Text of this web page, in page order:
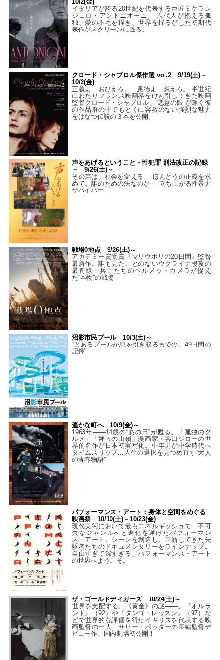
10/2(金)
イタリアが誇る20世紀を代表する巨匠ミケラン
ジェロ・アントニオーニ。 現代人が抱える孤
独、愛の不毛を描き、世界を揺るがした初期代
表作がスクリーンに甦る。
クロード・シャブロル傑作選 vol.2 9/19(土)－
10/2(金)
正義よ おびえろ。 悪徳よ 燃えろ。 半世紀
にわたりフランス映画界をけん引してきた映画
監督クロード・シャブロル。“悪意の眼”が輝く彼
の作品群の中でもとくに容赦のない強烈な魅力
をはなつ伝説の３本を公開。
声をあげるということ－性犯罪 刑法改正の記録
－ 9/26(土)～
その声は、社会を変える──ほんとうの正義を求
めて。誰のための法なのか──立ち上がる性暴力
サバイバー
戦場0地点 9/26(土)～
アカデミー賞受賞『マリウポリの20日間』監督
最新作。誰も見たことのないウクライナ侵攻の
最前線－兵士たちのヘルメットカメラが捉え
た“本物”の戦場
沼影市民プール 10/3(土)～
“とあるプールが息を引き取るまでの、49日間の
記録”
遥かな町へ 10/9(金)～
1963年――14歳の“あの日”が甦る。「孤独のグ
ルメ」「神々の山嶺」漫画家・谷口ジローの世
界的名作が日本初実写化。中年男が中学時代へ
タイムスリップ…人生の選択を見つめ直す“大人
の青春物語”
パフォーマンス・アート：身体と空間をめぐる
映画祭 10/10(土)－10/23(金)
現代美術において最もエネルギッシュで、不可
欠なジャンルへと進化を遂げたパフォーマン
ス・アート。シーンを創造し、革新してきた先
駆者たちのドキュメンタリーをラインナップ。
自由すぎて深すぎる、パフォーマンス・アート
の世界へようこそ。
ザ・ゴールドディガーズ 10/24(土)～
世界を支配する、《黄金》の謎――。『オルラ
ンド』（92）や『タンゴ・レッスン』（97）な
どで世界的な評価を得たイギリスを代表する映
画監督の一人、サリー・ポッターの長編監督デ
ビュー作、国内劇場初公開！